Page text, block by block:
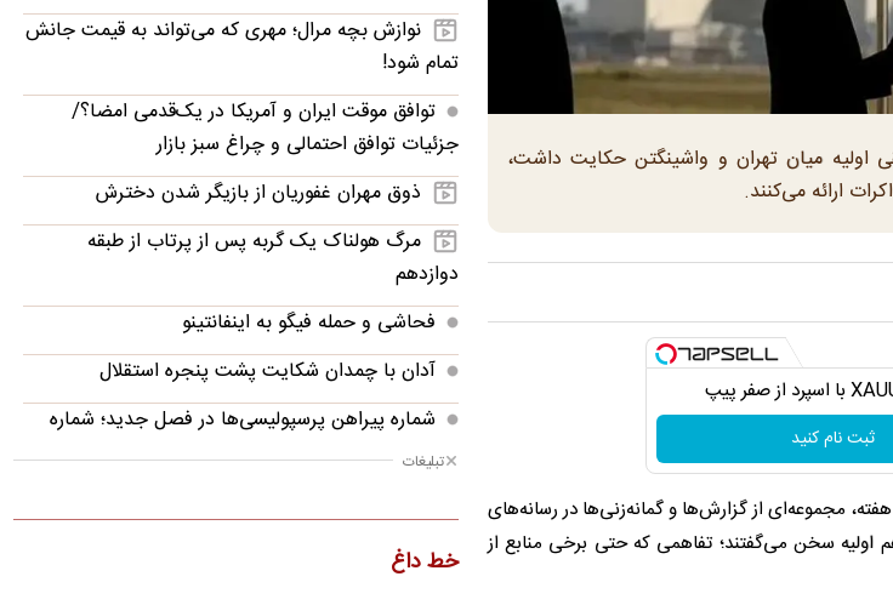
اولیه میان تهران و واشینگتن حکایت داشت،
ارائه می‌کنند.
ثبت نام کنید
مجموعه‌ای از گزارش‌ها و گمانه‌زنی‌ها در رسانه‌های
سخن می‌گفتند؛ تفاهمی که حتی برخی منابع از
نوازش بچه مرال؛ مهری که می‌تواند به قیمت جانش
تمام شود!
توافق موقت ایران و آمریکا در یک‌قدمی امضا؟/
جزئیات توافق احتمالی و چراغ سبز بازار
ذوق مهران غفوریان از بازیگر شدن دخترش
مرگ هولناک یک گربه پس از پرتاب از طبقه
دوازدهم
فحاشی و حمله فیگو به اینفانتینو
آدان با چمدان شکایت پشت پنجره استقلال
شماره پیراهن پرسپولیسی‌ها در فصل جدید؛ شماره
عالیشاه بایگانی شد!
ماجرای نصب سنگ مزار اکبر عبدی چیست؟
تبلیغات
خط داغ